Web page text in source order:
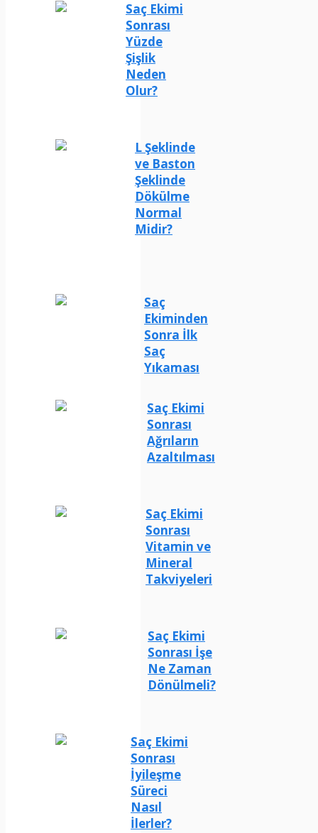
Saç Ekimi
Sonrası
Yüzde
Şişlik
Neden
Olur?
L Şeklinde
ve Baston
Şeklinde
Dökülme
Normal
Midir?
Saç
Ekiminden
Sonra İlk
Saç
Yıkaması
Saç Ekimi
Sonrası
Ağrıların
Azaltılması
Saç Ekimi
Sonrası
Vitamin ve
Mineral
Takviyeleri
Saç Ekimi
Sonrası İşe
Ne Zaman
Dönülmeli?
Saç Ekimi
Sonrası
İyileşme
Süreci
Nasıl
İlerler?